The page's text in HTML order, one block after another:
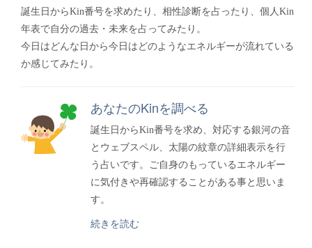
誕生日からKin番号を求めたり、相性診断を占ったり、個人Kin
年表で自分の過去・未来を占ってみたり。
今日はどんな日から今日はどのようなエネルギーが流れている
か感じてみたり。
あなたのKinを調べる
誕生日からKin番号を求め、対応する銀河の音
とウェブスペル、太陽の紋章の詳細表示を行
う占いです。ご自身のもっているエネルギー
に気付きや再確認することがある事と思いま
す。
続きを読む